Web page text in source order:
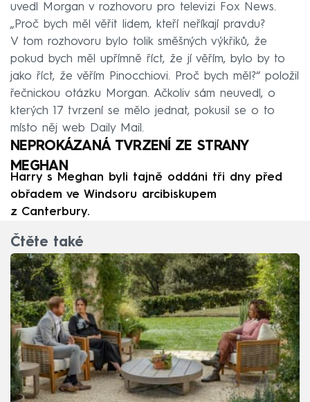
uvedl Morgan v rozhovoru pro televizi Fox News.
„Proč bych měl věřit lidem, kteří neříkají pravdu?
V tom rozhovoru bylo tolik směšných výkřiků, že
pokud bych měl upřímně říct, že jí věřím, bylo by to
jako říct, že věřím Pinocchiovi. Proč bych měl?“ položil
řečnickou otázku Morgan. Ačkoliv sám neuvedl, o
kterých 17 tvrzení se mělo jednat, pokusil se o to
místo něj web Daily Mail.
NEPROKÁZANÁ TVRZENÍ ZE STRANY
MEGHAN
Harry s Meghan byli tajně oddáni tři dny před
obřadem ve Windsoru arcibiskupem
z Canterbury.
Čtěte také